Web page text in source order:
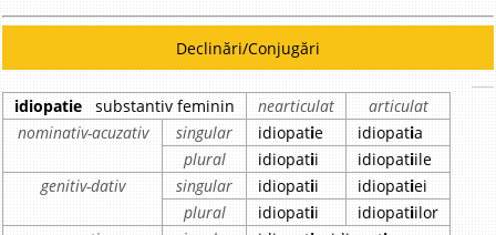
Declinări/Conjugări
idiopatie substantiv feminin nearticulat
articulat
nominativ-acuzativ
singular idiopatie idiopatia
plural
idiopatii idiopatiile
genitiv-dativ
singular idiopatii idiopatiei
plural
idiopatii idiopatiilor